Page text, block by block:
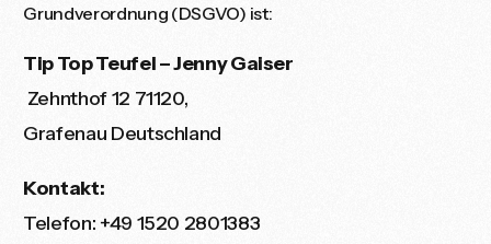
Grundverordnung (DSGVO) ist:
Tip Top Teufel – Jenny Gaiser
Zehnthof 12 71120,
Grafenau Deutschland
Kontakt:
Telefon: +49 1520 2801383